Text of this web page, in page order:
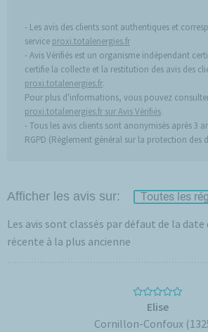
service proxi.totalenergies.fr
certifie la collecte et la restitution des avis des
proxi.totalenergies.fr.
Pour plus d'informations, vous pouvez
proxi.totalenergies.fr sur Avis Vérifiés.
RGPD (Règlement général sur la protection des
Afficher les avis sur:
Les avis sont classés par défaut de la
récente à la plus ancienne
Elise
Cornillon-Confoux